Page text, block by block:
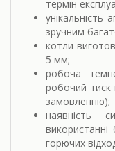
термін
унікальність
зручним
котли
5 мм;
робоча
робочий
замовленню);
наявність
горючих